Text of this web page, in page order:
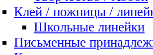
Клей / ножницы /
Школьные линейки
Письменные